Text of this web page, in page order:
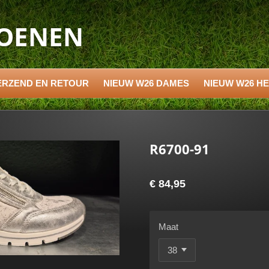
EN RETOUR NIEUW W26 DAMES NIEUW W26
R6700-91
€ 84,95
Maat